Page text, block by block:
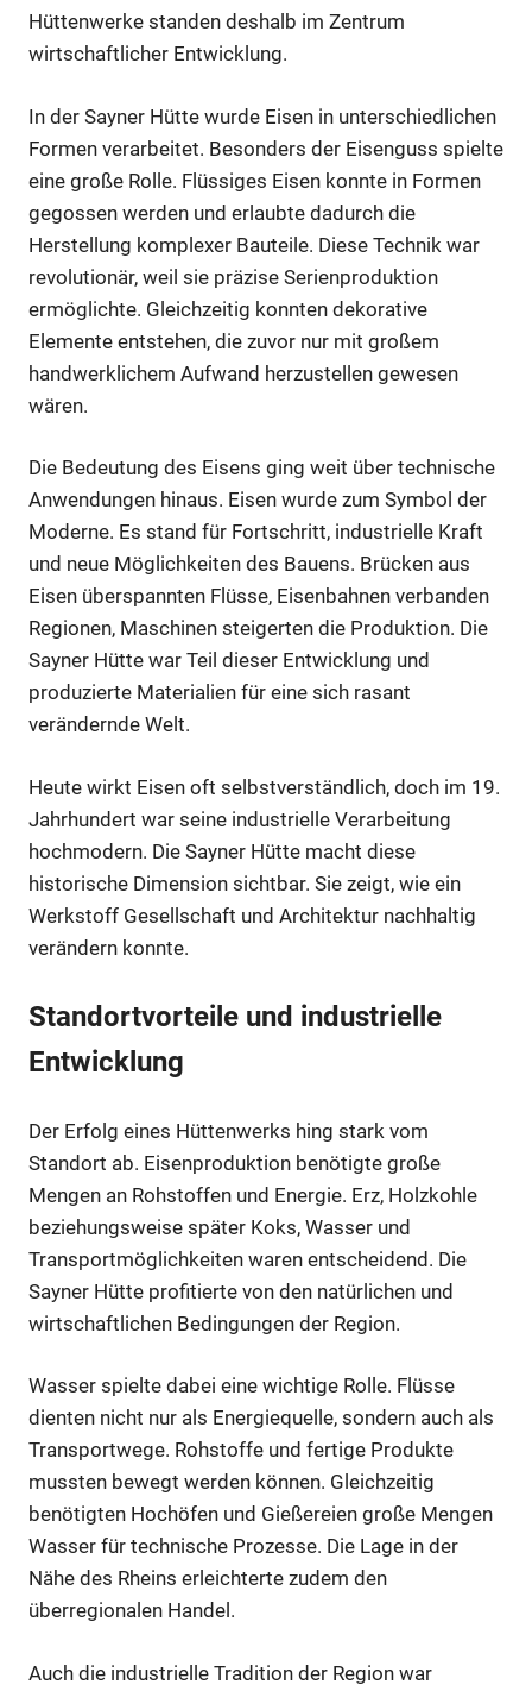
Hüttenwerke standen deshalb im Zentrum
wirtschaftlicher Entwicklung.
In der Sayner Hütte wurde Eisen in unterschiedlichen
Formen verarbeitet. Besonders der Eisenguss spielte
eine große Rolle. Flüssiges Eisen konnte in Formen
gegossen werden und erlaubte dadurch die
Herstellung komplexer Bauteile. Diese Technik war
revolutionär, weil sie präzise Serienproduktion
ermöglichte. Gleichzeitig konnten dekorative
Elemente entstehen, die zuvor nur mit großem
handwerklichem Aufwand herzustellen gewesen
wären.
Die Bedeutung des Eisens ging weit über technische
Anwendungen hinaus. Eisen wurde zum Symbol der
Moderne. Es stand für Fortschritt, industrielle Kraft
und neue Möglichkeiten des Bauens. Brücken aus
Eisen überspannten Flüsse, Eisenbahnen verbanden
Regionen, Maschinen steigerten die Produktion. Die
Sayner Hütte war Teil dieser Entwicklung und
produzierte Materialien für eine sich rasant
verändernde Welt.
Heute wirkt Eisen oft selbstverständlich, doch im 19.
Jahrhundert war seine industrielle Verarbeitung
hochmodern. Die Sayner Hütte macht diese
historische Dimension sichtbar. Sie zeigt, wie ein
Werkstoff Gesellschaft und Architektur nachhaltig
verändern konnte.
Standortvorteile und industrielle
Entwicklung
Der Erfolg eines Hüttenwerks hing stark vom
Standort ab. Eisenproduktion benötigte große
Mengen an Rohstoffen und Energie. Erz, Holzkohle
beziehungsweise später Koks, Wasser und
Transportmöglichkeiten waren entscheidend. Die
Sayner Hütte profitierte von den natürlichen und
wirtschaftlichen Bedingungen der Region.
Wasser spielte dabei eine wichtige Rolle. Flüsse
dienten nicht nur als Energiequelle, sondern auch als
Transportwege. Rohstoffe und fertige Produkte
mussten bewegt werden können. Gleichzeitig
benötigten Hochöfen und Gießereien große Mengen
Wasser für technische Prozesse. Die Lage in der
Nähe des Rheins erleichterte zudem den
überregionalen Handel.
Auch die industrielle Tradition der Region war